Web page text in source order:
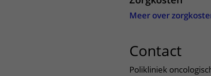
Meer over
Contact
Polikliniek